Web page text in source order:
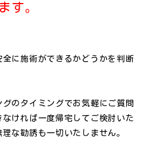
す。
に施術ができるかどうかを判断
のタイミングでお気軽にご質問
ければ一度帰宅してご検討いた
な勧誘も一切いたしません。